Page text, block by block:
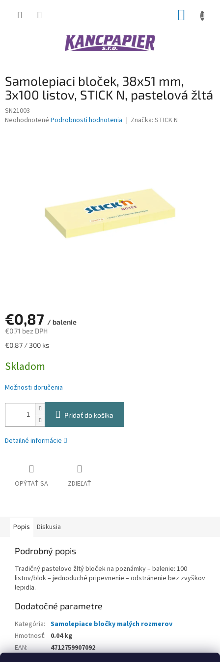
Samolepiaci bloček, 38x51 mm,
3x100 listov, STICK N, pastelová žltá
SN21003
Priemerné
Neohodnotené Podrobnosti hodnotenia Značka: STICK N
€0,87 / balenie
€0,71 bez DPH
Jednotková
€0,87 / 300 ks
Skladom
Možnosti doručenia
Pridať do košíka
Detailné informácie
OPÝTAŤ SA ZDIEĽAŤ
Popis Diskusia
Podrobný popis
Tradičný pastelovo žltý bloček na poznámky – balenie: 100
listov/blok – jednoduché pripevnenie – odstránenie bez zvyškov
lepidla.
Dodatočné parametre
Kategória: Samolepiace bločky malých rozmerov
Hmotnosť: 0.04 kg
EAN:
4712759907092